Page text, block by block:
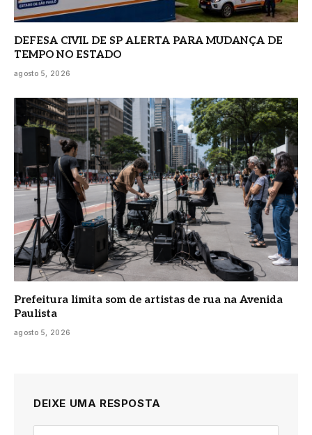
DEFESA CIVIL DE SP ALERTA PARA MUDANÇA DE
TEMPO NO ESTADO
agosto 5, 2026
Prefeitura limita som de artistas de rua na Avenida
Paulista
agosto 5, 2026
DEIXE UMA RESPOSTA